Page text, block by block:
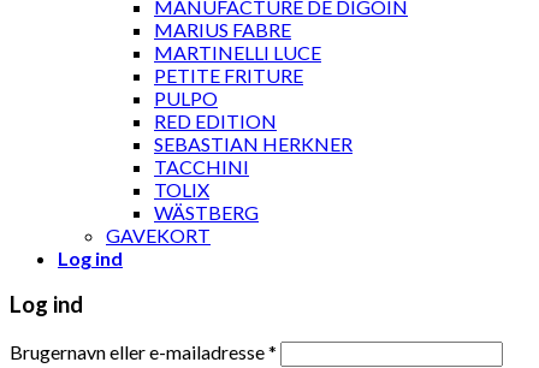
MANUFACTURE DE DIGOIN
MARIUS FABRE
MARTINELLI LUCE
PETITE FRITURE
PULPO
RED EDITION
SEBASTIAN HERKNER
TACCHINI
TOLIX
WÄSTBERG
GAVEKORT
Log ind
Log ind
Brugernavn eller e-mailadresse*